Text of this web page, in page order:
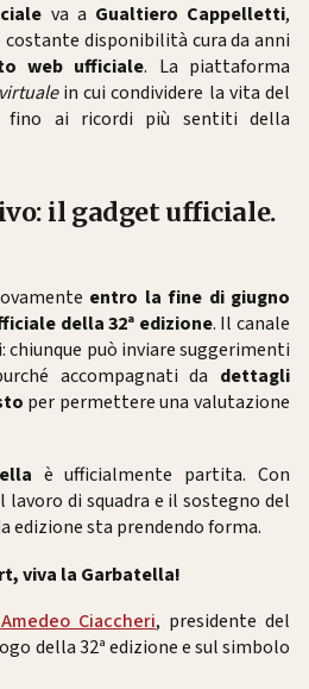
va a Gualtiero Cappelletti,
disponibilità cura da anni
web ufficiale. La piattaforma
in cui condividere la vita del
fino ai ricordi più sentiti della
il gadget ufficiale.
entro la fine di giugno
della 32ª edizione. Il canale
può inviare suggerimenti
accompagnati da dettagli
per permettere una valutazione
è ufficialmente partita. Con
lavoro di squadra e il sostegno del
edizione sta prendendo forma.
viva la Garbatella!
Ciaccheri, presidente del
della 32ª edizione e sul simbolo